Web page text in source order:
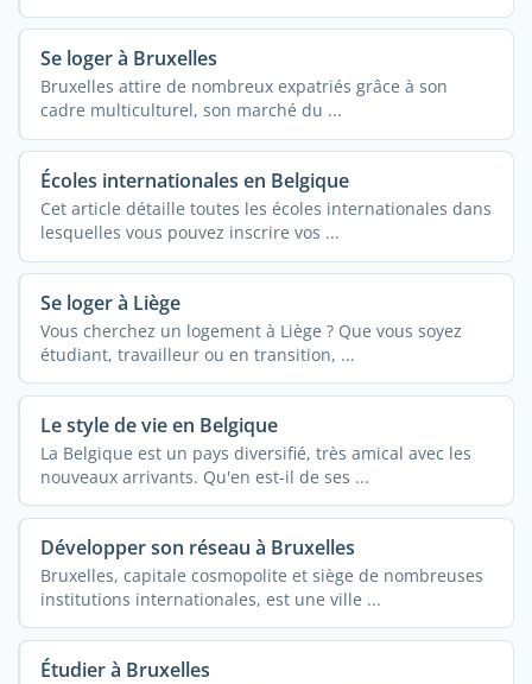
Se loger à Bruxelles
Bruxelles attire de nombreux expatriés grâce à son
cadre multiculturel, son marché du ...
Écoles internationales en Belgique
Cet article détaille toutes les écoles internationales dans
lesquelles vous pouvez inscrire vos ...
Se loger à Liège
Vous cherchez un logement à Liège ? Que vous soyez
étudiant, travailleur ou en transition, ...
Le style de vie en Belgique
La Belgique est un pays diversifié, très amical avec les
nouveaux arrivants. Qu'en est-il de ses ...
Développer son réseau à Bruxelles
Bruxelles, capitale cosmopolite et siège de nombreuses
institutions internationales, est une ville ...
Étudier à Bruxelles